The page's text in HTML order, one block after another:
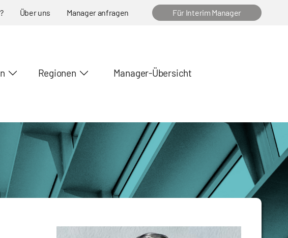
Über uns Manager anfragen Für Interim Manager
Regionen Manager-Übersicht